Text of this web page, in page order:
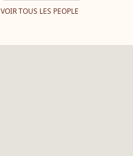
VOIR TOUS LES PEOPLE